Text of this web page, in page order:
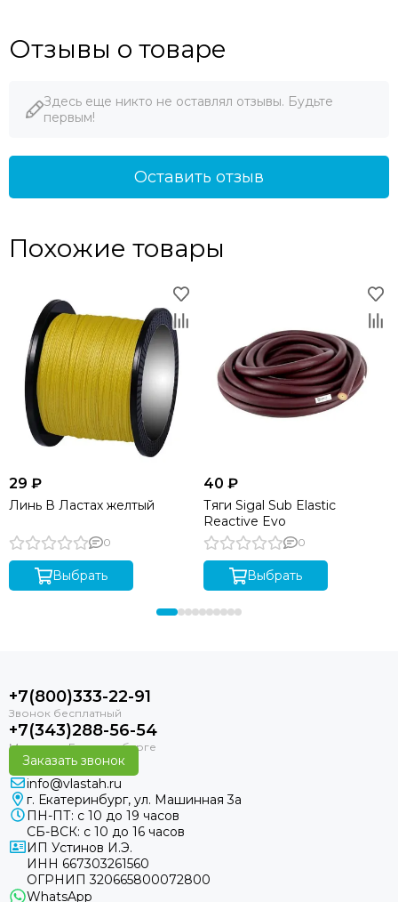
Отзывы о товаре
Здесь еще никто не оставлял отзывы. Будьте
первым!
Оставить отзыв
Похожие товары
29 ₽
Линь В Ластах желтый
0
Выбрать
40 ₽
Тяги Sigal Sub Elastic
Reactive Evo
0
Выбрать
+7(800)333-22-91
+7(343)288-56-54
Заказать звонок
info@vlastah.ru
г. Екатеринбург, ул. Машинная 3а
ПН-ПТ: с 10 до 19 часов
СБ-ВСК: с 10 до 16 часов
ИП Устинов И.Э.
ИНН 667303261560
ОГРНИП 320665800072800
WhatsApp